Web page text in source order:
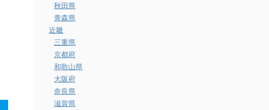
秋田県
青森県
近畿
三重県
京都府
和歌山県
大阪府
奈良県
滋賀県